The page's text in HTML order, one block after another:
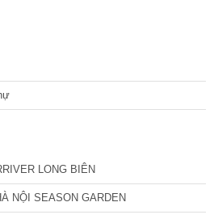
LONG BIÊN
NỘI SEASON GARDEN